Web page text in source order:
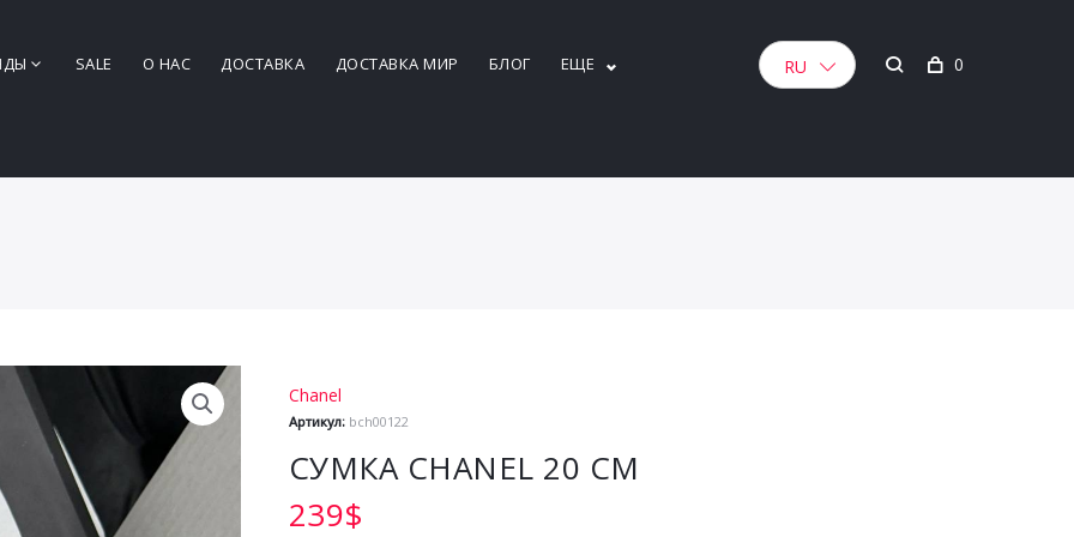
SALE О НАС ДОСТАВКА ДОСТАВКА МИР БЛОГ ЕЩЕ RU 0
Артикул: bch00122
СУМКА CHANEL 20 CM
239$
Chanel